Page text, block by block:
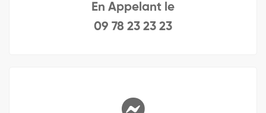
En Appelant le
09 78 23 23 23